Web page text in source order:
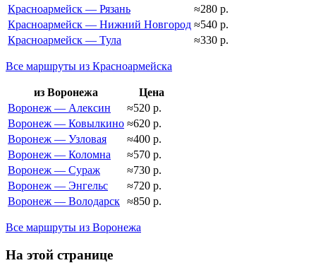
Красноармейск — Рязань
≈280 р.
Красноармейск — Нижний Новгород ≈540 р.
Красноармейск — Тула
≈330 р.
Все маршруты из Красноармейска
из Воронежа
Цена
Воронеж — Алексин
≈520 р.
Воронеж — Ковылкино ≈620 р.
Воронеж — Узловая
≈400 р.
Воронеж — Коломна
≈570 р.
Воронеж — Сураж
≈730 р.
Воронеж — Энгельс
≈720 р.
Воронеж — Володарск ≈850 р.
Все маршруты из Воронежа
На этой странице